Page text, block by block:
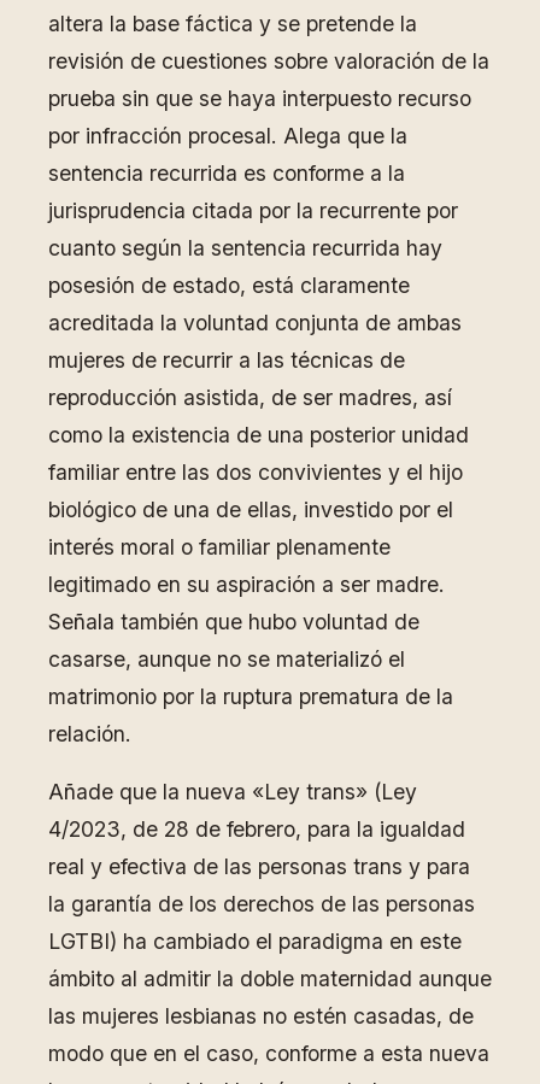
altera la base fáctica y se pretende la
revisión de cuestiones sobre valoración de la
prueba sin que se haya interpuesto recurso
por infracción procesal. Alega que la
sentencia recurrida es conforme a la
jurisprudencia citada por la recurrente por
cuanto según la sentencia recurrida hay
posesión de estado, está claramente
acreditada la voluntad conjunta de ambas
mujeres de recurrir a las técnicas de
reproducción asistida, de ser madres, así
como la existencia de una posterior unidad
familiar entre las dos convivientes y el hijo
biológico de una de ellas, investido por el
interés moral o familiar plenamente
legitimado en su aspiración a ser madre.
Señala también que hubo voluntad de
casarse, aunque no se materializó el
matrimonio por la ruptura prematura de la
relación.
Añade que la nueva «Ley trans» (Ley
4/2023, de 28 de febrero, para la igualdad
real y efectiva de las personas trans y para
la garantía de los derechos de las personas
LGTBI) ha cambiado el paradigma en este
ámbito al admitir la doble maternidad aunque
las mujeres lesbianas no estén casadas, de
modo que en el caso, conforme a esta nueva